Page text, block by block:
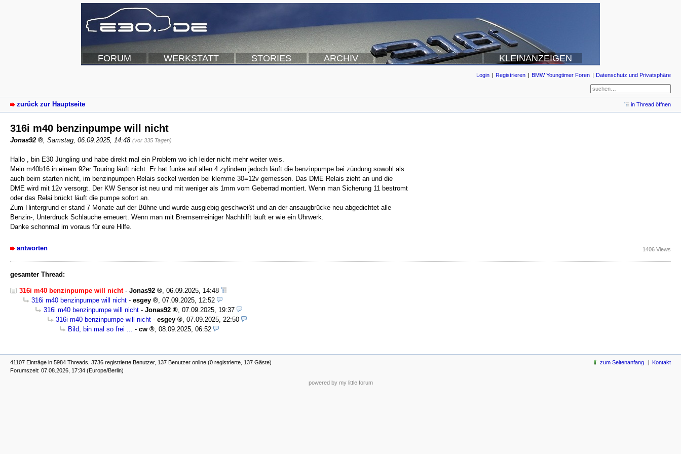
FORUM WERKSTATT STORIES ARCHIV KLEINANZEIGEN
Login Registrieren BMW Youngtimer Foren Datenschutz und Privatsphäre
zurück zur Hauptseite in Thread öffnen
316i m40 benzinpumpe will nicht
Jonas92 Samstag, 06.09.2025, 14:48 (vor 335 Tagen)
Hallo , bin E30 Jüngling und habe direkt mal ein Problem wo ich leider nicht mehr weiter weis.
Mein m40b16 in einem 92er Touring läuft nicht. Er hat funke auf allen 4 zylindern jedoch läuft die benzinpumpe bei zündung sowohl als
auch beim starten nicht, im benzinpumpen Relais sockel werden bei klemme 30=12v gemessen. Das DME Relais zieht an und die
DME wird mit 12v versorgt. Der KW Sensor ist neu und mit weniger als 1mm vom Geberrad montiert. Wenn man Sicherung 11 bestromt
oder das Relai brückt läuft die pumpe sofort an.
Zum Hintergrund er stand 7 Monate auf der Bühne und wurde ausgiebig geschweißt und an der ansaugbrücke neu abgedichtet alle
Benzin-, Unterdruck Schläuche erneuert. Wenn man mit Bremsenreiniger Nachhilft läuft er wie ein Uhrwerk.
Danke schonmal im voraus für eure Hilfe.
antworten 1406 Views
gesamter Thread:
316i m40 benzinpumpe will nicht- Jonas92
06.09.2025, 14:48
316i m40 benzinpumpe will nicht - esgey
07.09.2025, 12:52
316i m40 benzinpumpe will nicht - Jonas92
07.09.2025, 19:37
316i m40 benzinpumpe will nicht - esgey
07.09.2025, 22:50
Bild, bin mal so frei ...
- cw 08.09.2025, 06:52
41107 Einträge in 5984 Threads, 3736 registrierte Benutzer, 137 Benutzer online (0 registrierte, 137 Gäste)
Forumszeit: 07.08.2026, 17:34 (Europe/Berlin)
zum Seitenanfang Kontakt
powered by my little forum